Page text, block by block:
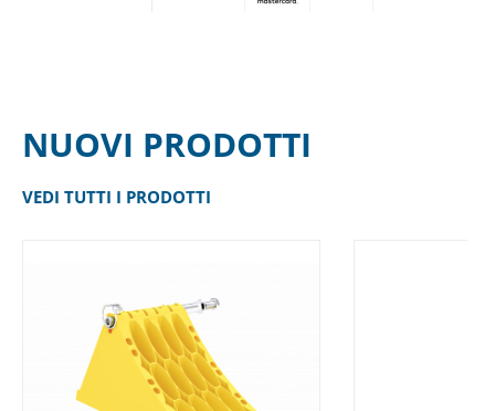
NUOVI PRODOTTI
VEDI TUTTI I PRODOTTI